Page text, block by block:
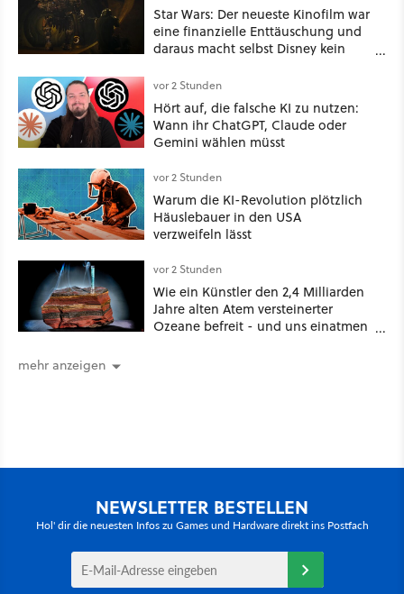
Star Wars: Der neueste Kinofilm war
eine finanzielle Enttäuschung und
daraus macht selbst Disney kein
vor 2 Stunden
Hört auf, die falsche KI zu nutzen:
Wann ihr ChatGPT, Claude oder
Gemini wählen müsst
vor 2 Stunden
Warum die KI-Revolution plötzlich
Häuslebauer in den USA
verzweifeln lässt
vor 2 Stunden
Wie ein Künstler den 2,4 Milliarden
Jahre alten Atem versteinerter
Ozeane befreit - und uns einatmen
mehr anzeigen
NEWSLETTER BESTELLEN
Hol' dir die neuesten Infos zu Games und Hardware direkt ins Postfach